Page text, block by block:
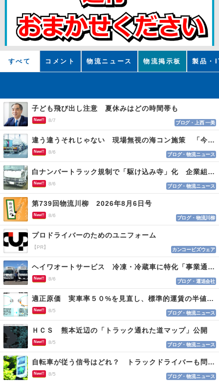
すべて コメント 物流ニュース 物流掲示板 製品・
子ども飛び出し注意 夏休みはどの時間帯も
New!! 8/7 ブログ・上西 一美
違う違うそれじゃない 現場無視の海コン施策 「今でも平均２～３時間は待つ」
New!! 8/6 ブログ・物流ニュース
白ナンバートラック規制で「駆け込み寺」化 企業組合が入会基準を見直しへ
New!! 8/6 ブログ・物流ニュース
第739回物流川柳 2026年8月6日号
New!! 8/6 ブログ・物流川柳
プロドライバーのためのユニフォーム
【PR】 カンコービズウェア
ヘイワオートサービス 冷凍・冷蔵車に特化「事業通じ貢献目指す」
New!! 8/6 ブログ・運送会社
適正原価 実車率５０%を見直し、標準的運賃の半値の恐れも
New!! 8/5 ブログ・物流ニュース
ＨＣＳ 熊本近辺の「トラック通れた道マップ」公開
New!! 8/5 ブログ・物流ニュース
自転車が従う信号はどれ？ トラックドライバーも問われる認識
New!! 8/5 ブログ・物流ニュース